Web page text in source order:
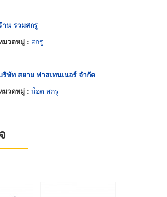
าน รวมสกรู
มวดหมู่ : สกรู
ริษัท สยาม ฟาสเทนเนอร์ จำกัด
มวดหมู่ : น็อต สกรู